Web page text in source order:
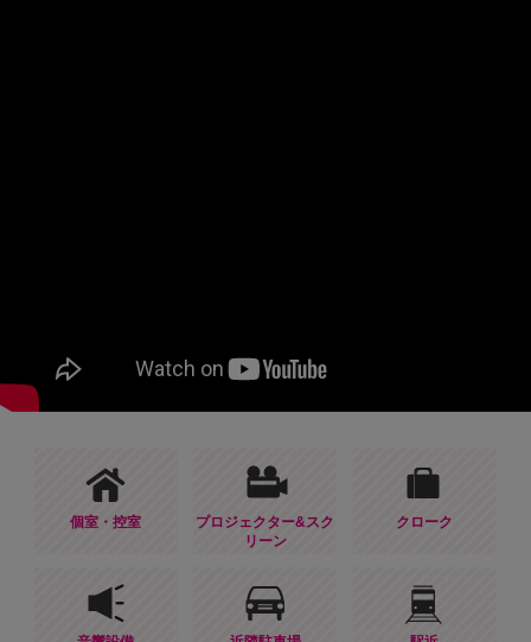
個室・控室
プロジェクター&スク
リーン
クローク